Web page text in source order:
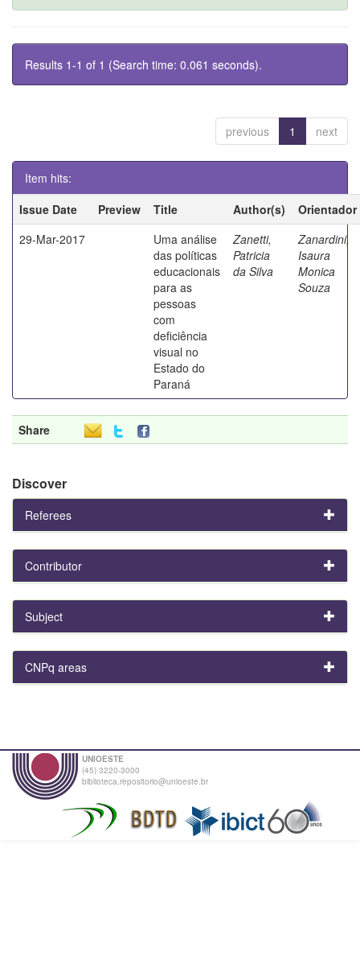
Results 1-1 of 1 (Search time: 0.061 seconds).
previous 1 next
Item hits:
Issue Date
Preview Title Author(s)
Orientador
29-Mar-2017
Uma análise
das políticas
educacionais
para as
pessoas
com
deficiência
visual no
Estado do
Paraná
Zanetti,
Patricia
da Silva
Zanardini,
Isaura
Monica
Souza
Share
Discover
Referees
Contributor
Subject
CNPq areas
UNIOESTE
(45) 3220-3000
biblioteca.repositorio@unioeste.br